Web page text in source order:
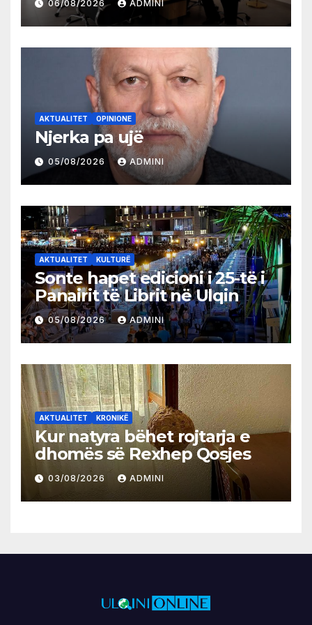
06/08/2026 ADMINI
AKTUALITET OPINIONE
Njerka pa ujë
05/08/2026 ADMINI
AKTUALITET KULTURË
Sonte hapet edicioni i 25-të i
Panairit të Librit në Ulqin
05/08/2026 ADMINI
AKTUALITET KRONIKË
Kur natyra bëhet rojtarja e
dhomës së Rexhep Qosjes
03/08/2026 ADMINI